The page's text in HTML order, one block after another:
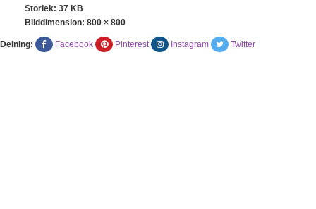
Storlek: 37 KB
Bilddimension: 800 × 800
Delning: Facebook Pinterest Instagram Twitter